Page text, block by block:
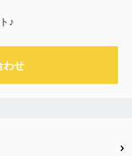
♪
わせ